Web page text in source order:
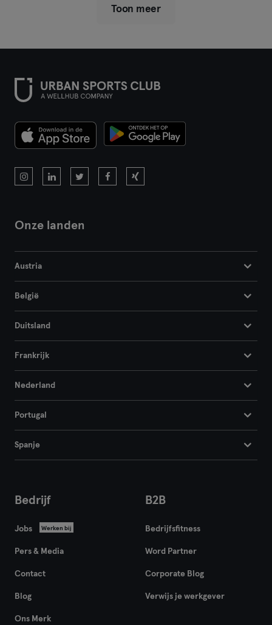
Toon meer
Onze landen
Austria
België
Duitsland
Frankrijk
Nederland
Portugal
Spanje
Bedrijf
Jobs Werken bij
Pers & Media
Contact
Blog
Ons Merk
B2B
Bedrijfsfitness
Word Partner
Corporate Blog
Verwijs je werkgever